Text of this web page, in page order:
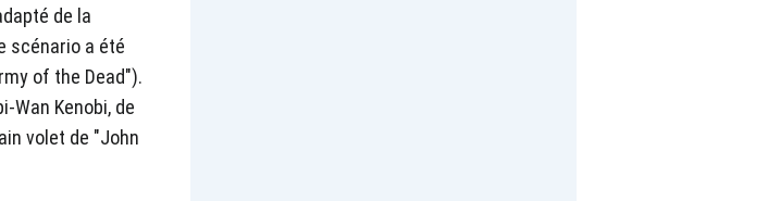
de la
scénario a été
of the Dead").
Wan Kenobi, de
volet de "John